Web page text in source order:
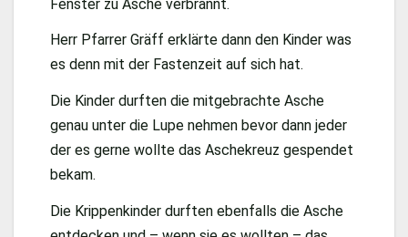
Fenster zu Asche verbrannt.
Herr Pfarrer Gräff erklärte dann den Kinder was
es denn mit der Fastenzeit auf sich hat.
Die Kinder durften die mitgebrachte Asche
genau unter die Lupe nehmen bevor dann jeder
der es gerne wollte das Aschekreuz gespendet
bekam.
Die Krippenkinder durften ebenfalls die Asche